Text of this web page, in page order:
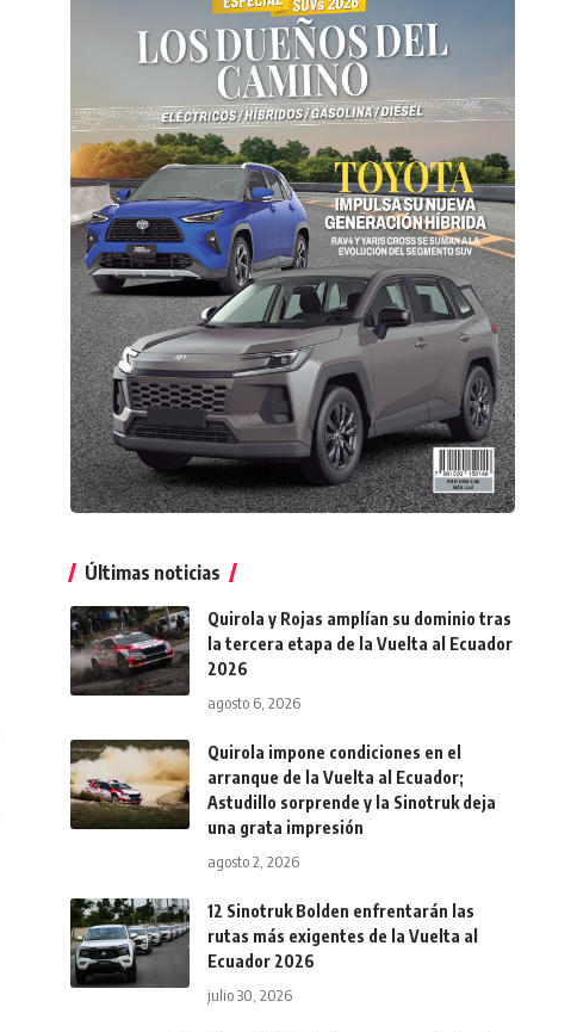
Últimas noticias
Quirola y Rojas amplían su dominio tras
la tercera etapa de la Vuelta al Ecuador
2026
agosto 6, 2026
Quirola impone condiciones en el
arranque de la Vuelta al Ecuador;
Astudillo sorprende y la Sinotruk deja
una grata impresión
agosto 2, 2026
12 Sinotruk Bolden enfrentarán las
rutas más exigentes de la Vuelta al
Ecuador 2026
julio 30, 2026